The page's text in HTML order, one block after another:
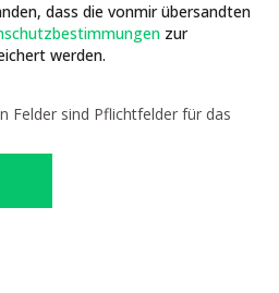
dass die vonmir übersandten
zur
werden.
Felder sind Pflichtfelder für das